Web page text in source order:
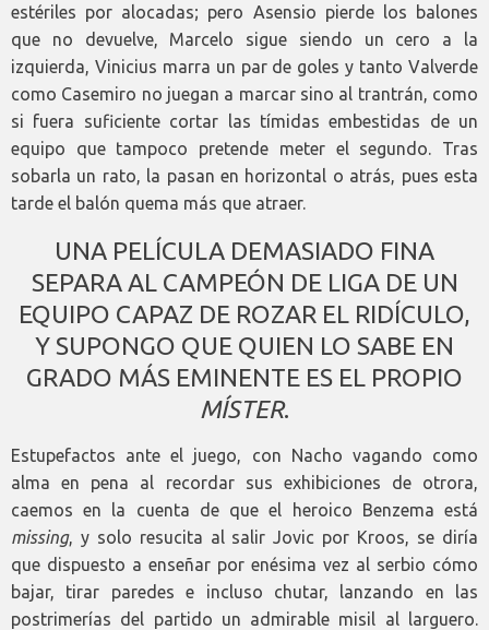
estériles por alocadas; pero Asensio pierde los balones
que no devuelve, Marcelo sigue siendo un cero a la
izquierda, Vinicius marra un par de goles y tanto Valverde
como Casemiro no juegan a marcar sino al trantrán, como
si fuera suficiente cortar las tímidas embestidas de un
equipo que tampoco pretende meter el segundo. Tras
sobarla un rato, la pasan en horizontal o atrás, pues esta
tarde el balón quema más que atraer.
UNA PELÍCULA DEMASIADO FINA
SEPARA AL CAMPEÓN DE LIGA DE UN
EQUIPO CAPAZ DE ROZAR EL RIDÍCULO,
Y SUPONGO QUE QUIEN LO SABE EN
GRADO MÁS EMINENTE ES EL PROPIO
MÍSTER.
Estupefactos ante el juego, con Nacho vagando como
alma en pena al recordar sus exhibiciones de otrora,
caemos en la cuenta de que el heroico Benzema está
missing, y solo resucita al salir Jovic por Kroos, se diría
que dispuesto a enseñar por enésima vez al serbio cómo
bajar, tirar paredes e incluso chutar, lanzando en las
postrimerías del partido un admirable misil al larguero.